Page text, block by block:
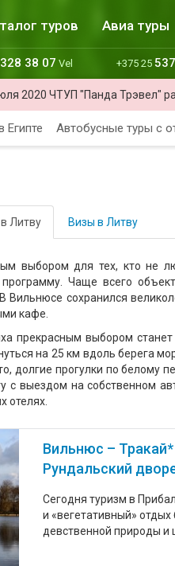
туров Авиа туры
328 38 07 Vel +375 25
2020 ЧТУП "Панда Трэвел"
Египте Автобусные туры с
Литву Визы в Литву
выбором для тех, кто не
Чаще всего
Вильнюсе сохранился
кафе.
прекрасным выбором
на 25 км вдоль берега
долгие прогулки по белому
с выездом на собственном
отелях.
Вильнюс –
Рундальский
Сегодня туризм в
и «вегетативный»
девственной природы и